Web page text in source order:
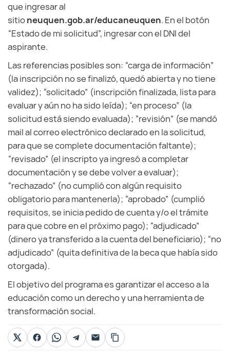
que ingresar al
sitioneuquen.gob.ar/educaneuquen. En el botón
“Estado de mi solicitud”, ingresar con el DNI del
aspirante.
Las referencias posibles son: “carga de información”
(la inscripción no se finalizó, quedó abierta y no tiene
validez); “solicitado” (inscripción finalizada, lista para
evaluar y aún no ha sido leída); “en proceso” (la
solicitud está siendo evaluada); “revisión” (se mandó
mail al correo electrónico declarado en la solicitud,
para que se complete documentación faltante);
“revisado” (el inscripto ya ingresó a completar
documentación y se debe volver a evaluar);
“rechazado” (no cumplió con algún requisito
obligatorio para mantenerla); “aprobado” (cumplió
requisitos, se inicia pedido de cuenta y/o el trámite
para que cobre en el próximo pago); “adjudicado”
(dinero ya transferido a la cuenta del beneficiario); “no
adjudicado” (quita definitiva de la beca que había sido
otorgada).
El objetivo del programa es garantizar el acceso a la
educación como un derecho y una herramienta de
transformación social.